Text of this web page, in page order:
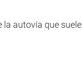
la autovía que suele